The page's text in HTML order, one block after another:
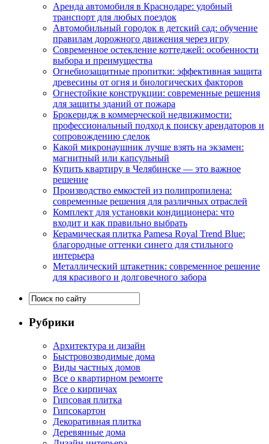
Аренда автомобиля в Краснодаре: удобный
транспорт для любых поездок
Автомобильный городок в детский сад: обучение
правилам дорожного движения через игру
Современное остекление коттеджей: особенности
выбора и преимущества
Огнебиозащитные пропитки: эффективная защита
древесины от огня и биологических факторов
Огнестойкие конструкции: современные решения
для защиты зданий от пожара
Брокеридж в коммерческой недвижимости:
профессиональный подход к поиску арендаторов и
сопровождению сделок
Какой микронаушник лучше взять на экзамен:
магнитный или капсульный
Купить квартиру в Челябинске — это важное
решение
Производство емкостей из полипропилена:
современные решения для различных отраслей
Комплект для установки кондиционера: что
входит и как правильно выбрать
Керамическая плитка Pamesa Royal Trend Blue:
благородные оттенки синего для стильного
интерьера
Металлический штакетник: современное решение
для красивого и долговечного забора
Рубрики
Архитектура и дизайн
Быстровозводимые дома
Виды частных домов
Все о квартирном ремонте
Все о кирпичах
Гипсовая плитка
Гипсокартон
Декоративная плитка
Деревянные дома